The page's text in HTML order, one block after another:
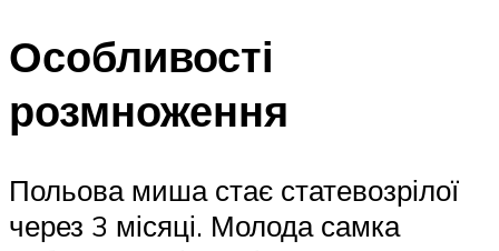
Особливості
розмноження
Польова миша стає статевозрілої
через 3 місяці. Молода самка